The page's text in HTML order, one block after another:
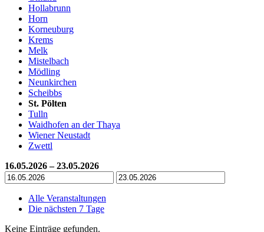
Hollabrunn
Horn
Korneuburg
Krems
Melk
Mistelbach
Mödling
Neunkirchen
Scheibbs
St. Pölten
Tulln
Waidhofen an der Thaya
Wiener Neustadt
Zwettl
16.05.2026 – 23.05.2026
Alle Veranstaltungen
Die nächsten 7 Tage
Keine Einträge gefunden.